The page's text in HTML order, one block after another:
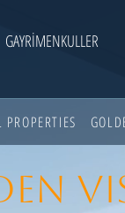
GAYRİMENKULLER
PROPERTIES